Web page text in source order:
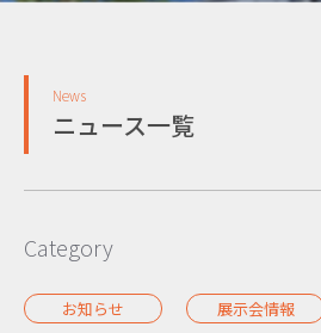
News
ニュース一覧
Category
お知らせ 展示会情報